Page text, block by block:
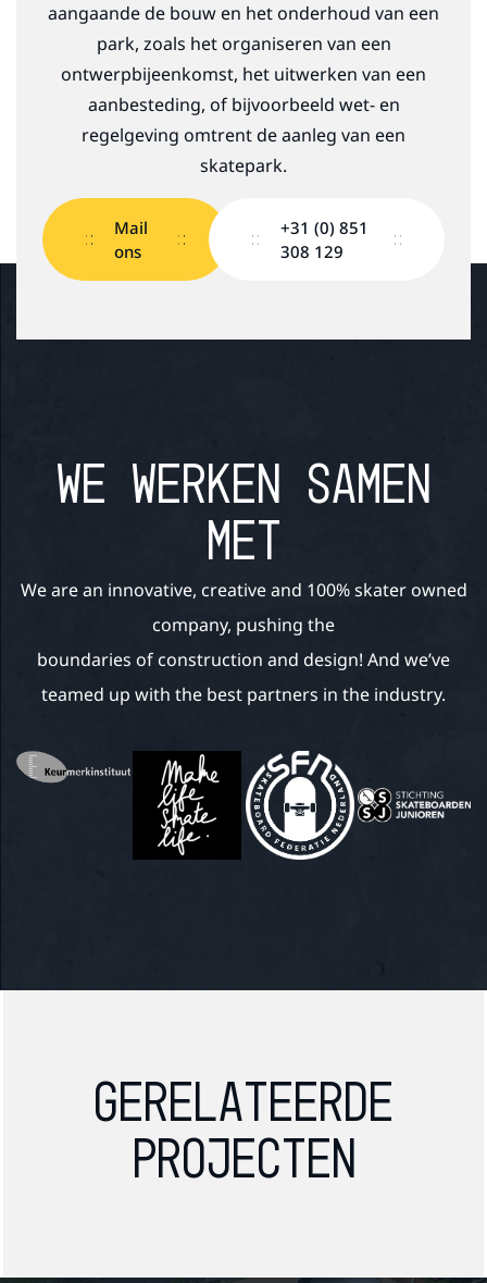
aangaande de bouw en het onderhoud van een
park, zoals het organiseren van een
ontwerpbijeenkomst, het uitwerken van een
aanbesteding, of bijvoorbeeld wet- en
regelgeving omtrent de aanleg van een
skatepark.
Mail
ons
+31 (0) 851
308 129
WE WERKEN SAMEN
MET
We are an innovative, creative and 100% skater owned
company, pushing the
boundaries of construction and design! And we’ve
teamed up with the best partners in the industry.
Gerelateerde
projecten